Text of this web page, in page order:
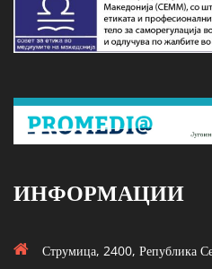
ИНФОРМАЦИИ
Струмица, 2400, Република